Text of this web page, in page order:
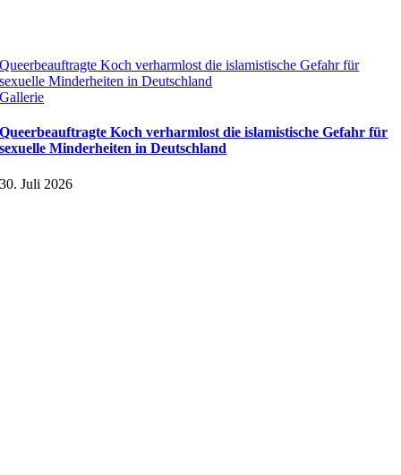
Queerbeauftragte Koch verharmlost die islamistische Gefahr für
sexuelle Minderheiten in Deutschland
Gallerie
Queerbeauftragte Koch verharmlost die islamistische Gefahr für
sexuelle Minderheiten in Deutschland
30. Juli 2026